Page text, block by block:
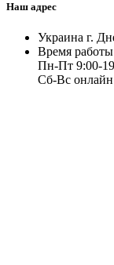
Наш адрес
Украина г.
Время работы
Пн-Пт 9:00-
Сб-Вс онлайн